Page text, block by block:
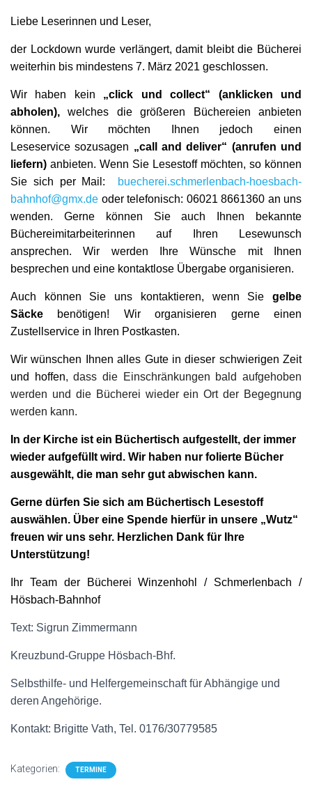
Liebe Leserinnen und Leser,
der Lockdown wurde verlängert, damit bleibt die Bücherei
weiterhin bis mindestens 7. März 2021 geschlossen.
Wir haben kein „click und collect“ (anklicken und
abholen),welches die größeren Büchereien anbieten
können. Wir möchten Ihnen jedoch einen
Leseservice sozusagen „call and deliver“ (anrufen und
liefern) anbieten. Wenn Sie Lesestoff möchten, so können
Sie sich per Mail:
buecherei.schmerlenbach-hoesbach-
bahnhof@gmx.de oder telefonisch: 06021 8661360 an uns
wenden. Gerne können Sie auch Ihnen bekannte
Büchereimitarbeiterinnen auf Ihren Lesewunsch
ansprechen. Wir werden Ihre Wünsche mit Ihnen
besprechen und eine kontaktlose Übergabe organisieren.
Auch können Sie uns kontaktieren, wenn Sie gelbe
Säcke benötigen! Wir organisieren gerne einen
Zustellservice in Ihren Postkasten.
Wir wünschen Ihnen alles Gute in dieser schwierigen Zeit
und hoffen, dass die Einschränkungen bald aufgehoben
werden und die Bücherei wieder ein Ort der Begegnung
werden kann.
In der Kirche ist ein Büchertisch aufgestellt, der immer
wieder aufgefüllt wird. Wir haben nur folierte Bücher
ausgewählt, die man sehr gut abwischen kann.
Gerne dürfen Sie sich am Büchertisch Lesestoff
auswählen. Über eine Spende hierfür in unsere „Wutz“
freuen wir uns sehr. Herzlichen Dank für Ihre
Unterstützung!
Ihr Team der Bücherei Winzenhohl / Schmerlenbach /
Hösbach-Bahnhof
Text: Sigrun Zimmermann
Kreuzbund-Gruppe Hösbach-Bhf.
Selbsthilfe- und Helfergemeinschaft für Abhängige und
deren Angehörige.
Kontakt: Brigitte Vath, Tel. 0176/30779585
Kategorien: TERMINE